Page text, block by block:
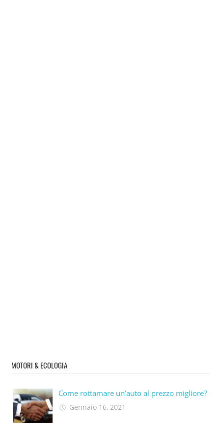
MOTORI & ECOLOGIA
Come rottamare un’auto al prezzo migliore?
Gennaio 16, 2021